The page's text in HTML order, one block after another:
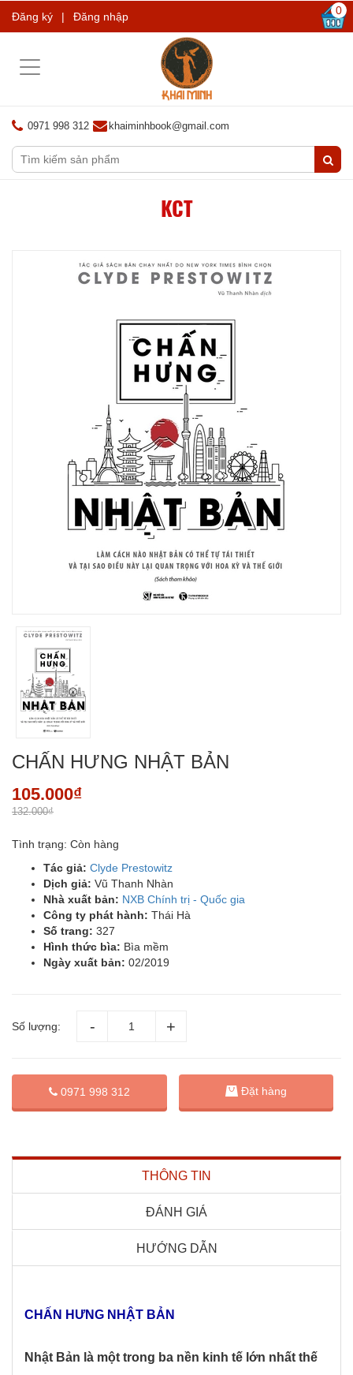
Đăng ký | Đăng nhập 0
Toggle
0971 998 312 khaiminhbook@gmail.com
KCT
CHẤN HƯNG NHẬT BẢN
105.000₫
132.000₫
Tình trạng: Còn hàng
Tác giả: Clyde Prestowitz
Dịch giả: Vũ Thanh Nhàn
Nhà xuất bản: NXB Chính trị - Quốc gia
Công ty phát hành: Thái Hà
Số trang: 327
Hình thức bìa: Bìa mềm
Ngày xuất bản: 02/2019
Số lượng:
0971 998 312 Đặt hàng
THÔNG TIN
ĐÁNH GIÁ
HƯỚNG DẪN
CHẤN HƯNG NHẬT BẢN
Nhật Bản là một trong ba nền kinh tế lớn nhất thế